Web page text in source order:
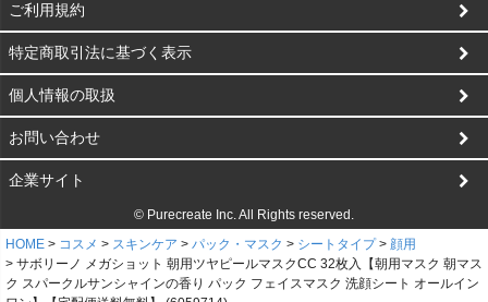
ご利用規約
特定商取引法に基づく表示
個人情報の取扱
お問い合わせ
企業サイト
© Purecreate Inc. All Rights reserved.
HOME
コスメ スキンケア パック・マスク シートタイプ
顔用
サボリーノ メガショット 朝用ツヤピールマスクCC 32枚入【朝用マスク 朝マス
ク スパークルサンシャインの香り パック フェイスマスク 洗顔シート オールイン